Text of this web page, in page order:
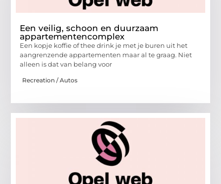
Een veilig, schoon en duurzaam
appartementencomplex
Een kopje koffie of thee drink je met je buren uit het
aangrenzende appartementen maar al te graag. Niet
alleen is dat van belang voor
Recreation / Autos